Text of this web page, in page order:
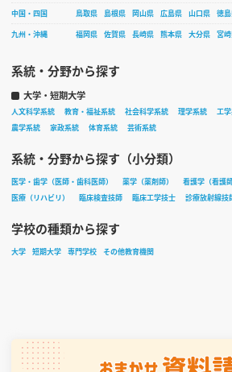
中国・四国
鳥取県 島根県 岡山県 広島県 山口県 徳
九州・沖縄
福岡県 佐賀県 長崎県 熊本県 大分県 宮
系統・分野から探す
大学・短期大学
人文科学系統 教育・福祉系統 社会科学系統 理学系統 工
農学系統
家政系統 体育系統 芸術系統
系統・分野から探す（小分類）
医学・歯学（医師・歯科医師） 薬学（薬剤師）
看護学（看護
医療（リハビリ）
臨床検査技師 臨床工学技士 診療放射線技
学校の種類から探す
大学 短期大学 専門学校 その他教育機関